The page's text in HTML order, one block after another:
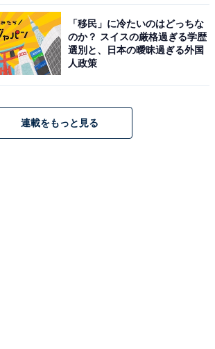
「移民」に冷たいのはどっちな
のか？ スイスの厳格過ぎる学歴
選別と、日本の曖昧過ぎる外国
人政策
連載をもっと見る